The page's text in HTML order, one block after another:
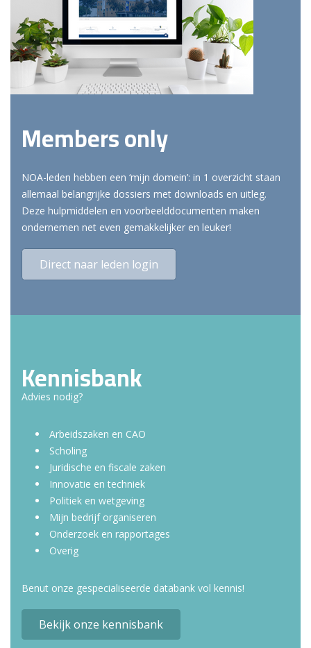
Members only
NOA-leden hebben een ‘mijn domein’: in 1 overzicht staan
allemaal belangrijke dossiers met downloads en uitleg.
Deze hulpmiddelen en voorbeelddocumenten maken
ondernemen net even gemakkelijker en leuker!
Direct naar leden login
Kennisbank
Advies nodig?
Arbeidszaken en CAO
Scholing
Juridische en fiscale zaken
Innovatie en techniek
Politiek en wetgeving
Mijn bedrijf organiseren
Onderzoek en rapportages
Overig
Benut onze gespecialiseerde databank vol kennis!
Bekijk onze kennisbank